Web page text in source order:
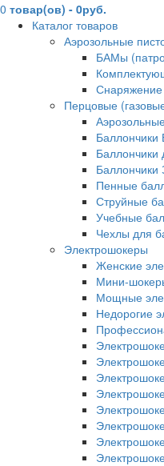
0 товар(ов) - 0руб.
Каталог товаров
Аэрозольные
БАМы
Снаряжение
Перцовые
Баллончики
Баллончики
Пенные
Струйные
Учебные
Чехлы для
Электрошокеры
Женские
Мини-
Мощные
Недорогие